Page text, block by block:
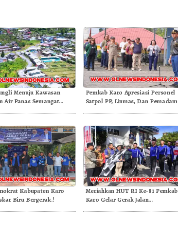
Menuju Kawasan
Air Panas Semangat
Pemkab Karo Apresiasi Personel
Satpol PP, Linmas, Dan Pemadam
Kabupaten Karo
Biru Bergerak.!
Meriahkan HUT RI Ke-81 Pemkab
Karo Gelar Gerak Jalan